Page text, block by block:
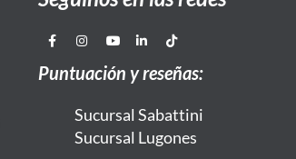
Puntuación y reseñas:
Sucursal Sabattini
Sucursal Lugones